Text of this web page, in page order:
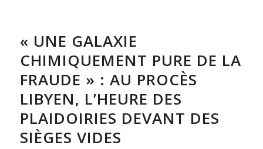
« UNE GALAXIE
CHIMIQUEMENT PURE DE LA
FRAUDE » : AU PROCÈS
LIBYEN, L’HEURE DES
PLAIDOIRIES DEVANT DES
SIÈGES VIDES